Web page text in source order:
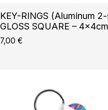
KEY-RINGS (Aluminum
GLOSS SQUARE – 4x4cm
7,00 €